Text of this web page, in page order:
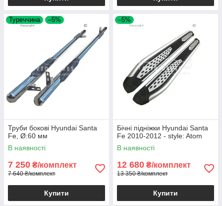
Туреччина –5%
Труби бокові Hyundai Santa
Fe, Ø:60 мм
В наявності
7 250 ₴/комплект
7 640 ₴/комплект
Купити
–5%
Бічні підніжки Hyundai Santa
Fe 2010-2012 - style: Atom
В наявності
12 680 ₴/комплект
13 350 ₴/комплект
Купити